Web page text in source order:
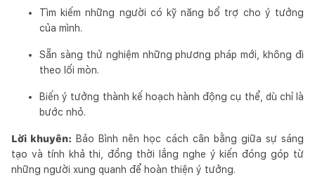
Tìm kiếm những người có kỹ năng bổ trợ cho ý tưởng
của mình.
Sẵn sàng thử nghiệm những phương pháp mới, không đi
theo lối mòn.
Biến ý tưởng thành kế hoạch hành động cụ thể, dù chỉ là
bước nhỏ.
Lời khuyên: Bảo Bình nên học cách cân bằng giữa sự sáng
tạo và tính khả thi, đồng thời lắng nghe ý kiến đóng góp từ
những người xung quanh để hoàn thiện ý tưởng.